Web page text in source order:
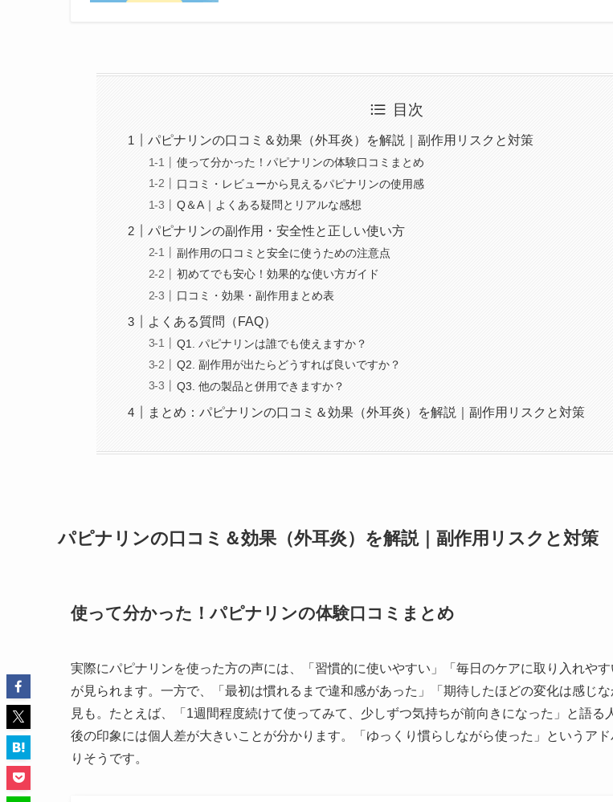
目次
パピナリンの口コミ＆効果（外耳炎）を解説｜副作用リスクと対策
使って分かった！パピナリンの体験口コミまとめ
口コミ・レビューから見えるパピナリンの使用感
Q＆A｜よくある疑問とリアルな感想
パピナリンの副作用・安全性と正しい使い方
副作用の口コミと安全に使うための注意点
初めてでも安心！効果的な使い方ガイド
口コミ・効果・副作用まとめ表
よくある質問（FAQ）
Q1. パピナリンは誰でも使えますか？
Q2. 副作用が出たらどうすれば良いですか？
Q3. 他の製品と併用できますか？
まとめ：パピナリンの口コミ＆効果（外耳炎）を解説｜副作用リスクと対策
パピナリンの口コミ＆効果（外耳炎）を解説｜副作用リスクと対策
使って分かった！パピナリンの体験口コミまとめ
実際にパピナリンを使った方の声には、「習慣的に使いやすい」「毎日のケアに取り入れや
が見られます。一方で、「最初は慣れるまで違和感があった」「期待したほどの変化は感じ
見も。たとえば、「1週間程度続けて使ってみて、少しずつ気持ちが前向きになった」と語る
後の印象には個人差が大きいことが分かります。「ゆっくり慣らしながら使った」というア
りそうです。